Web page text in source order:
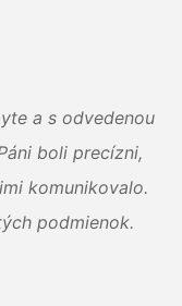
a s odvedenou
boli precízni,
komunikovalo.
podmienok.